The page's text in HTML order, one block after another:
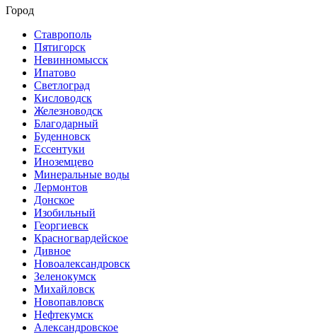
Город
Ставрополь
Пятигорск
Невинномысск
Ипатово
Светлоград
Кисловодск
Железноводск
Благодарный
Буденновск
Ессентуки
Иноземцево
Минеральные воды
Лермонтов
Донское
Изобильный
Георгиевск
Красногвардейское
Дивное
Новоалександровск
Зеленокумск
Михайловск
Новопавловск
Нефтекумск
Александровское